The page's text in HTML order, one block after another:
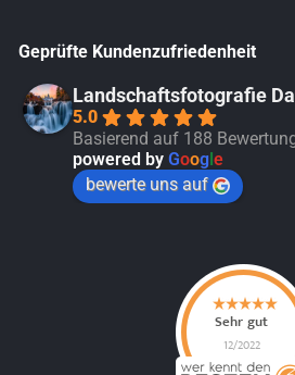
Geprüfte Kundenzufriedenheit
Landschaftsfotografie
5.0
Basierend auf 188
powered by Google
bewerte uns auf